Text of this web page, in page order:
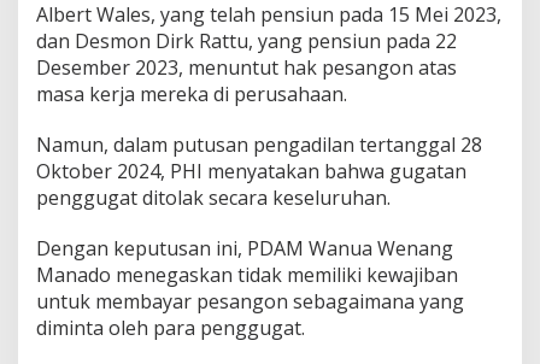
i
d
a
k
A
a
K
e
w
i
b
a
n
Albert Wales, yang telah pensiun pada 15 Mei 2023,
dan Desmon Dirk Rattu, yang pensiun pada 22
Desember 2023, menuntut hak pesangon atas
masa kerja mereka di perusahaan.
Namun, dalam putusan pengadilan tertanggal 28
Oktober 2024, PHI menyatakan bahwa gugatan
penggugat ditolak secara keseluruhan.
Dengan keputusan ini, PDAM Wanua Wenang
Manado menegaskan tidak memiliki kewajiban
untuk membayar pesangon sebagaimana yang
diminta oleh para penggugat.